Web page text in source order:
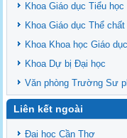
Khoa Giáo dục Tiểu
Khoa Giáo dục Thể chất
Khoa Khoa học Giáo dục
Khoa Dự bị Đại học
Văn phòng Trường Sư
Liên kết ngoài
Đại học Cần Thơ